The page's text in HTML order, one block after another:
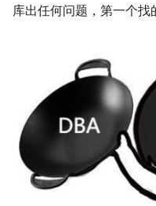
库出任何问题，第一个找